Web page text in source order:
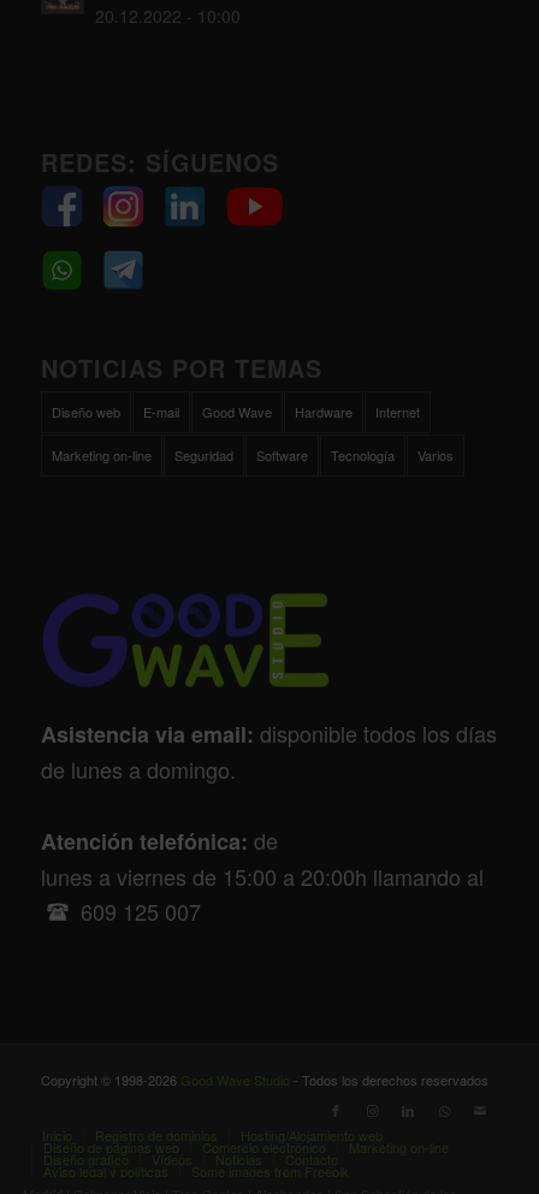
20.12.2022 - 10:00
REDES: SÍGUENOS
NOTICIAS POR TEMAS
Diseño web E-mail Good Wave Hardware Internet
Marketing on-line Seguridad Software Tecnología Varios
Asistencia via email: disponible todos los días
de lunes a domingo.
Atención telefónica: de
lunes a viernes de 15:00 a 20:00h llamando al
609 125 007
Copyright © 1998-2026 Good Wave Studio - Todos los derechos reservados
Inicio Registro de dominios Hosting/Alojamiento web
Diseño de páginas web Comercio electrónico Marketing on-line
Diseño gráfico Vídeos Noticias Contacto
Aviso legal y políticas
Some images from Freepik